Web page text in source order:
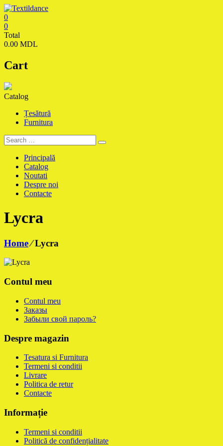
Skip
to
content
Textildance.md
0
0
Total
0.00 MDL
Cart
Catalog
Țesătură
Furnitura
Principală
Catalog
Noutati
Despre noi
Contacte
Lycra
Home⁄Lycra
Contul meu
Contul meu
Заказы
Забыли свой пароль?
Despre magazin
Tesatura si Furnitura
Termeni si conditii
Livrare
Politica de retur
Contacte
Informație
Termeni si conditii
Politică de confidențialitate